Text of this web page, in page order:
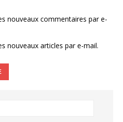
nouveaux commentaires par e-
nouveaux articles par e-mail.